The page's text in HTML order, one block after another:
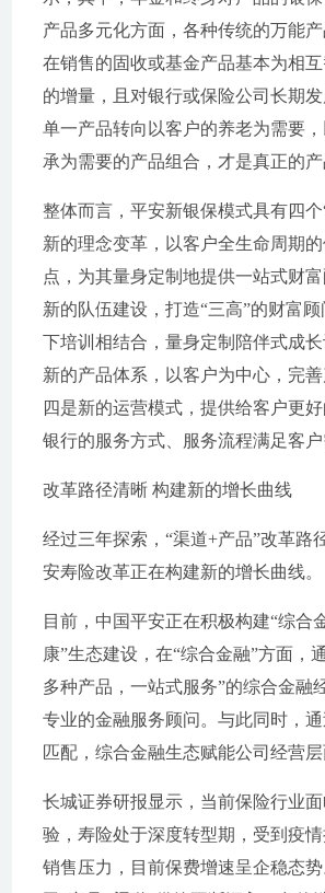
产品多元化方面，各种传统的万能
在销售的固收或基金产品基本为相
的增量，且对银行或保险公司长期
单一产品转向以客户的养老为需要
承为需要的产品组合，才是真正的产
整体而言，平安新银保模式具有四个
新的理念变革，以客户全生命周期
点，为其量身定制地提供一站式财
新的队伍建设，打造“三高”的财富
下培训相结合，量身定制陪伴式成
新的产品体系，以客户为中心，完善
四是新的运营模式，提供给客户更
银行的服务方式、服务流程满足客户
改革路径清晰 构建新的增长曲线
经过三年探索，“渠道+产品”改革路
安寿险改革正在构建新的增长曲线。
目前，中国平安正在积极构建“综合
康”生态建设，在“综合金融”方面，
多种产品，一站式服务”的综合金融
专业的金融服务顾问。与此同时，
匹配，综合金融生态赋能公司经营层
长城证券研报显示，当前保险行业
验，寿险处于深度转型期，受到疫
销售压力，目前保费增速呈企稳态